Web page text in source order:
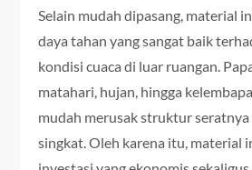
Selain mudah dipasang, material
daya tahan yang sangat baik
kondisi cuaca di luar ruangan.
matahari, hujan, hingga
mudah merusak struktur
singkat. Oleh karena itu, material